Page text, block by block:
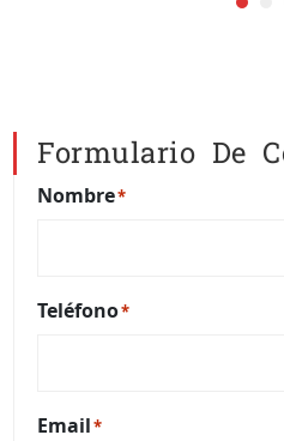
Formulario De
Nombre*
Teléfono*
Email*